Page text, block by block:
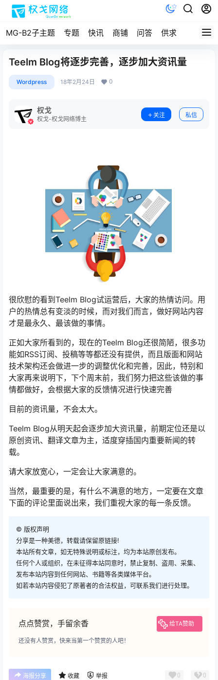
MG-B2子主题 专题 快讯 商铺 问答 供求
Teelm Blog将逐步完善，逐步加大资讯量
Wordpress 18年2月24日 0
权戈
权戈-权戈网络博主
关注 私信
很欣慰的看到Teelm Blog试运营后，大家的热情访问。用
户的热情总有变淡的时候，而对我们而言，做好网站内容
才是最永久、最该做的事情。
正如大家所看到的，现在的Teelm Blog还很简陋，很多功
能如RSS订阅、投稿等等都还没有提供，而且版面和网站
技术架构还会做进一步的调整优化和完善，因此，特别和
大家再来说明下，下个周末前，我们努力把这些该做的事
情都做好，会根据大家的反馈情况进行快速完善
目前的资讯量，不会太大。
Teelm Blog从明天起会逐步加大资讯量，前期定位还是以
原创资讯、翻译文章为主，适度穿插国内重要新闻的转
载。
请大家放宽心，一定会让大家满意的。
当然，最重要的是，有什么不满意的地方，一定要在文章
下面的评论里面说出来，我们重视大家的每一条反馈。
© 版权声明
分享是一种美德，转载请保留原链接!
本站所有文章，如无特殊说明或标注，均为本站原创发布。
任何个人或组织，在未征得本站同意时，禁止复制、盗用、采集、
发布本站内容到任何网站、书籍等各类媒体平台。
如若本站内容侵犯了原著者的合法权益，可联系我们进行处理。
点点赞赏，手留余香 给TA赞助
还没有人赞赏，快来当第一个赞赏的人吧！
海报分享 收藏 举报 0 0